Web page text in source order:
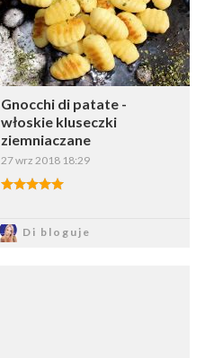
Gnocchi di patate -
włoskie kluseczki
ziemniaczane
27 wrz 2018 18:29
Di bloguje